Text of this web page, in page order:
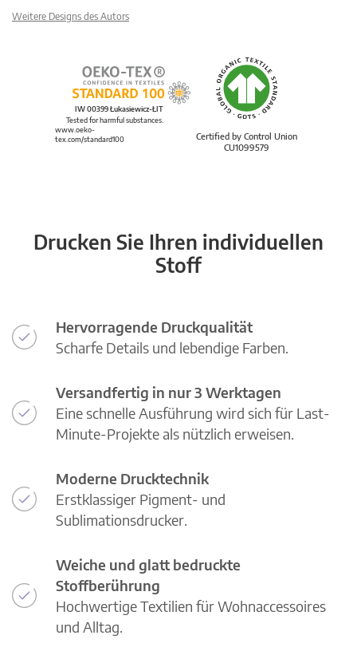
Weitere Designs des Autors
Certified by Control Union
CU1099579
IW 00399 Łukasiewicz-ŁIT
Tested for harmful substances.
www.oeko-
tex.com/standard100
Drucken Sie Ihren individuellen
Stoff
Hervorragende Druckqualität
Scharfe Details und lebendige Farben.
Versandfertig in nur 3 Werktagen
Eine schnelle Ausführung wird sich für Last-
Minute-Projekte als nützlich erweisen.
Moderne Drucktechnik
Erstklassiger Pigment- und
Sublimationsdrucker.
Weiche und glatt bedruckte
Stoffberührung
Hochwertige Textilien für Wohnaccessoires
und Alltag.